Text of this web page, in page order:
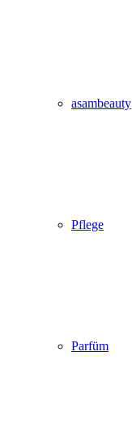
asambeauty
Pflege
Parfüm